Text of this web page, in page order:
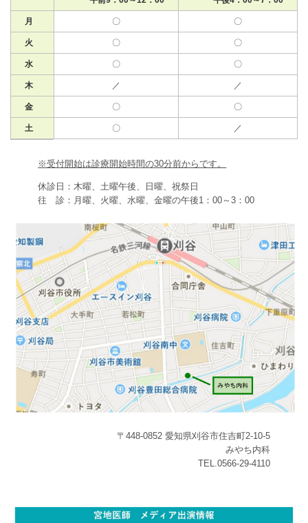
月 〇 〇
火 〇 〇
水 〇 〇
木 ／ ／
金 〇 〇
土 〇 ／
※受付開始は診療開始時間の30分前からです。
休診日：木曜、土曜午後、日曜、祝祭日
往 診：月曜、火曜、水曜、金曜の午後1：00～3：00
〒448-0852 愛知県刈谷市住吉町2-10-5
みやち内科
TEL.0566-29-4110